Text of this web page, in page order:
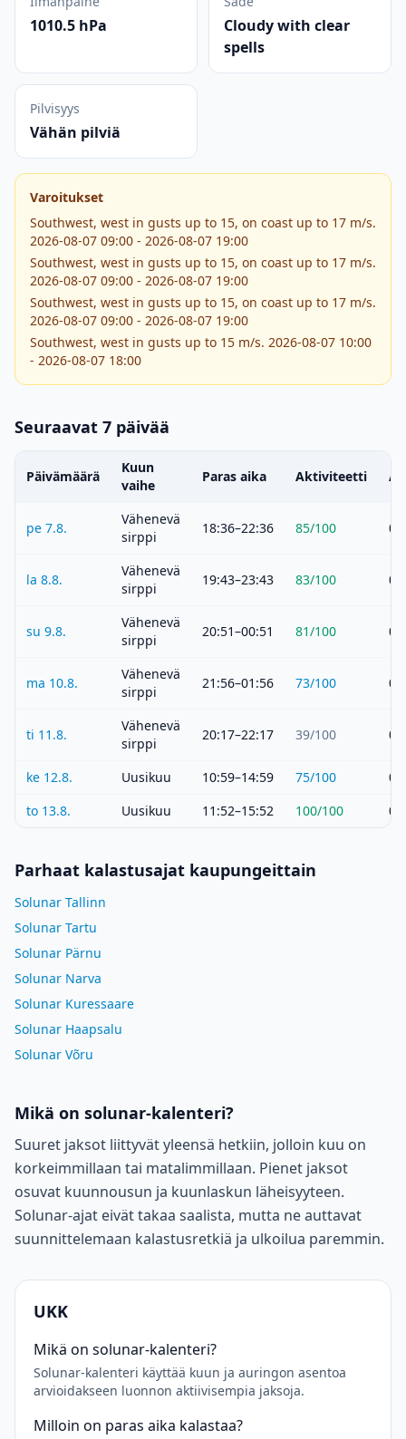
1010.5 hPa
Cloudy with clear
spells
Pilvisyys
Vähän pilviä
Varoitukset
Southwest, west in gusts up to 15, on coast up to 17 m/s.
2026-08-07 09:00 - 2026-08-07 19:00
Southwest, west in gusts up to 15, on coast up to 17 m/s.
2026-08-07 09:00 - 2026-08-07 19:00
Southwest, west in gusts up to 15, on coast up to 17 m/s.
2026-08-07 09:00 - 2026-08-07 19:00
Southwest, west in gusts up to 15 m/s. 2026-08-07 10:00
- 2026-08-07 18:00
Seuraavat 7 päivää
Päivämäärä
Kuun
vaihe
Paras aika Aktiviteetti
pe 7.8.
Vähenevä
sirppi
18:36–22:36 85/100
la 8.8.
Vähenevä
sirppi
19:43–23:43 83/100
su 9.8.
Vähenevä
sirppi
20:51–00:51 81/100
ma 10.8.
Vähenevä
sirppi
21:56–01:56 73/100
ti 11.8.
Vähenevä
sirppi
20:17–22:17 39/100
ke 12.8. Uusikuu 10:59–14:59 75/100
to 13.8.
Uusikuu 11:52–15:52 100/100
Parhaat kalastusajat kaupungeittain
Solunar Tallinn
Solunar Tartu
Solunar Pärnu
Solunar Narva
Solunar Kuressaare
Solunar Haapsalu
Solunar Võru
Mikä on solunar-kalenteri?
Suuret jaksot liittyvät yleensä hetkiin, jolloin kuu on
korkeimmillaan tai matalimmillaan. Pienet jaksot
osuvat kuunnousun ja kuunlaskun läheisyyteen.
Solunar-ajat eivät takaa saalista, mutta ne auttavat
suunnittelemaan kalastusretkiä ja ulkoilua paremmin.
UKK
Mikä on solunar-kalenteri?
Solunar-kalenteri käyttää kuun ja auringon asentoa
arvioidakseen luonnon aktiivisempia jaksoja.
Milloin on paras aika kalastaa?